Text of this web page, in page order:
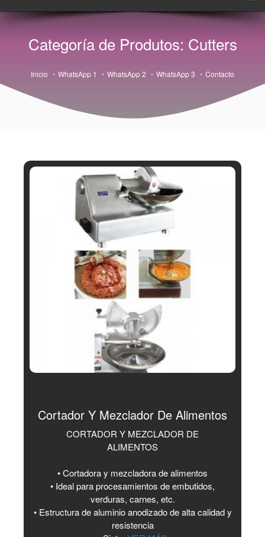
Categoría de Produtos: Cutters
Inicio WhatsApp 1 WhatsApp 2 WhatsApp 3 Contacto
Cortador Y Mezclador De Alimentos
CORTADOR Y MEZCLADOR DE
ALIMENTOS
• Cortadora y mezcladora de alimentos
• Ideal para procesamientos de embutidos,
verduras, carnes, etc.
• Estructura de aluminio anodizado de alta calidad y
resistencia